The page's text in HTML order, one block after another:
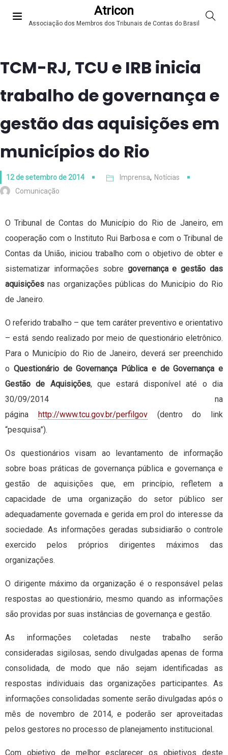
Atricon
Associação dos Membros dos Tribunais de Contas do Brasil
TCM-RJ, TCU e IRB inicia
trabalho de governança e
gestão das aquisições em
municípios do Rio
12 de setembro de 2014 Imprensa, Notícias
Comunicação
O Tribunal de Contas do Município do Rio de Janeiro, em
cooperação com o Instituto Rui Barbosa e com o Tribunal de
Contas da União, iniciou trabalho com o objetivo de obter e
sistematizar informações sobre governança e gestão das
aquisições nas organizações públicas do Município do Rio
de Janeiro.
O referido trabalho – que tem caráter preventivo e orientativo
– está sendo realizado por meio de questionário eletrônico.
Para o Município do Rio de Janeiro, deverá ser preenchido
o Questionário de Governança Pública e de Governança e
Gestão de Aquisições, que estará disponível até o dia
30/09/2014 na
página
http://www.tcu.gov.br/perfilgov(dentro do link
“pesquisa”).
Os questionários visam ao levantamento de informação
sobre boas práticas de governança pública e governança e
gestão de aquisições que, em princípio, refletem a
capacidade de uma organização do setor público ser
adequadamente governada e gerida em prol do interesse da
sociedade. As informações geradas subsidiarão o controle
exercido pelos próprios dirigentes máximos das
organizações.
O dirigente máximo da organização é o responsável pelas
respostas ao questionário, mesmo quando as informações
são providas por suas instâncias de governança e gestão.
As informações coletadas neste trabalho serão
consideradas sigilosas, sendo divulgadas apenas de forma
consolidada, de modo que não sejam identificadas as
respostas individuais das organizações participantes. As
informações consolidadas somente serão divulgadas após o
mês de novembro de 2014, e poderão ser aproveitadas
pelos gestores no processo de planejamento institucional.
Com objetivo de melhor esclarecer os objetivos deste